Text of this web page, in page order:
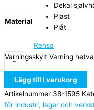
Material
Dekal
Plast
Plåt
Rensa
-
Varningsskylt Varning
Lägg till i varukorg
Artikelnummer 38-1595
för industri, lager och